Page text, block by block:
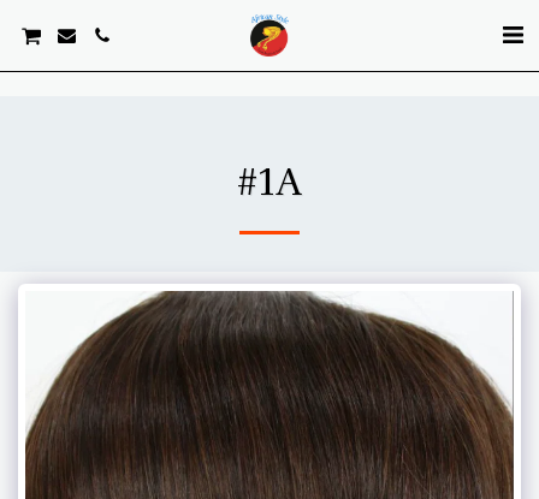
#1A